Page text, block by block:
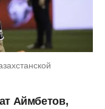
Аймбетов,